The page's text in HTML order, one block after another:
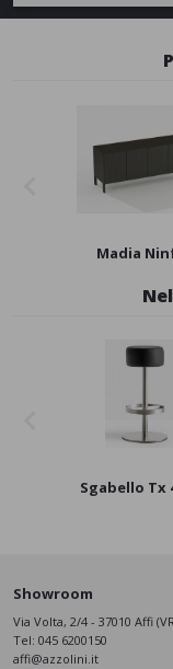
Madia
Sgabello Tx
Showroom
Via Volta, 2/4 - 37010 Affi
Tel: 045 6200150
affi@azzolini.it